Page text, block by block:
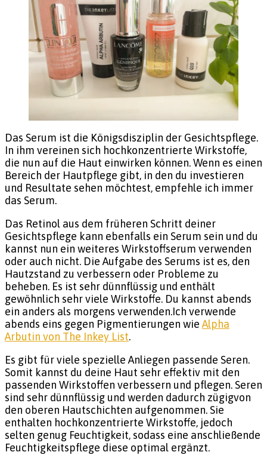
Das Serum ist die Königsdisziplin der Gesichtspflege.
In ihm vereinen sich hochkonzentrierte Wirkstoffe,
die nun auf die Haut einwirken können. Wenn es einen
Bereich der Hautpflege gibt, in den du investieren
und Resultate sehen möchtest, empfehle ich immer
das Serum.
Das Retinol aus dem früheren Schritt deiner
Gesichtspflege kann ebenfalls ein Serum sein und du
kannst nun ein weiteres Wirkstoffserum verwenden
oder auch nicht. Die Aufgabe des Serums ist es, den
Hautzstand zu verbessern oder Probleme zu
beheben. Es ist sehr dünnflüssig und enthält
gewöhnlich sehr viele Wirkstoffe. Du kannst abends
ein anders als morgens verwenden.Ich verwende
abends eins gegen Pigmentierungen wie Alpha
Arbutin von The Inkey List.
Es gibt für viele spezielle Anliegen passende Seren.
Somit kannst du deine Haut sehr effektiv mit den
passenden Wirkstoffen verbessern und pflegen. Seren
sind sehr dünnflüssig und werden dadurch zügigvon
den oberen Hautschichten aufgenommen. Sie
enthalten hochkonzentrierte Wirkstoffe, jedoch
selten genug Feuchtigkeit, sodass eine anschließende
Feuchtigkeitspflege diese optimal ergänzt.